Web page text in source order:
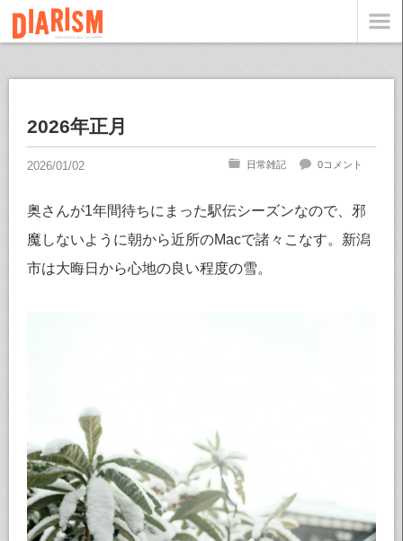
2026年正月
日常雑記 0コメント
奥さんが1年間待ちにまった駅伝シーズンなので、邪
魔しないように朝から近所のMacで諸々こなす。新潟
市は大晦日から心地の良い程度の雪。